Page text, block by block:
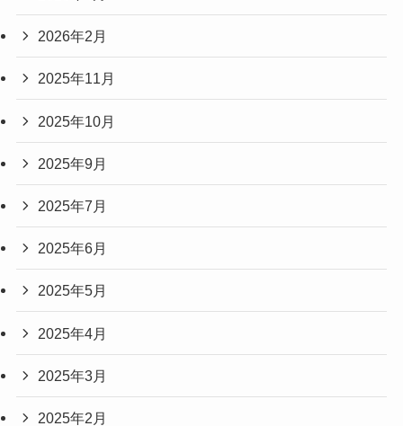
2026年2月
2025年11月
2025年10月
2025年9月
2025年7月
2025年6月
2025年5月
2025年4月
2025年3月
2025年2月